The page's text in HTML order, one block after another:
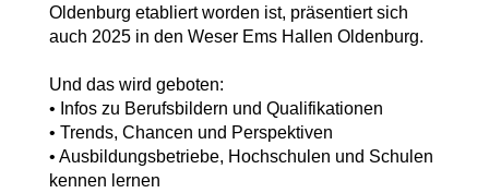
Oldenburg etabliert worden ist, präsentiert sich
auch 2025 in den Weser Ems Hallen Oldenburg.
Und das wird geboten:
• Infos zu Berufsbildern und Qualifikationen
• Trends, Chancen und Perspektiven
• Ausbildungsbetriebe, Hochschulen und Schulen
kennen lernen